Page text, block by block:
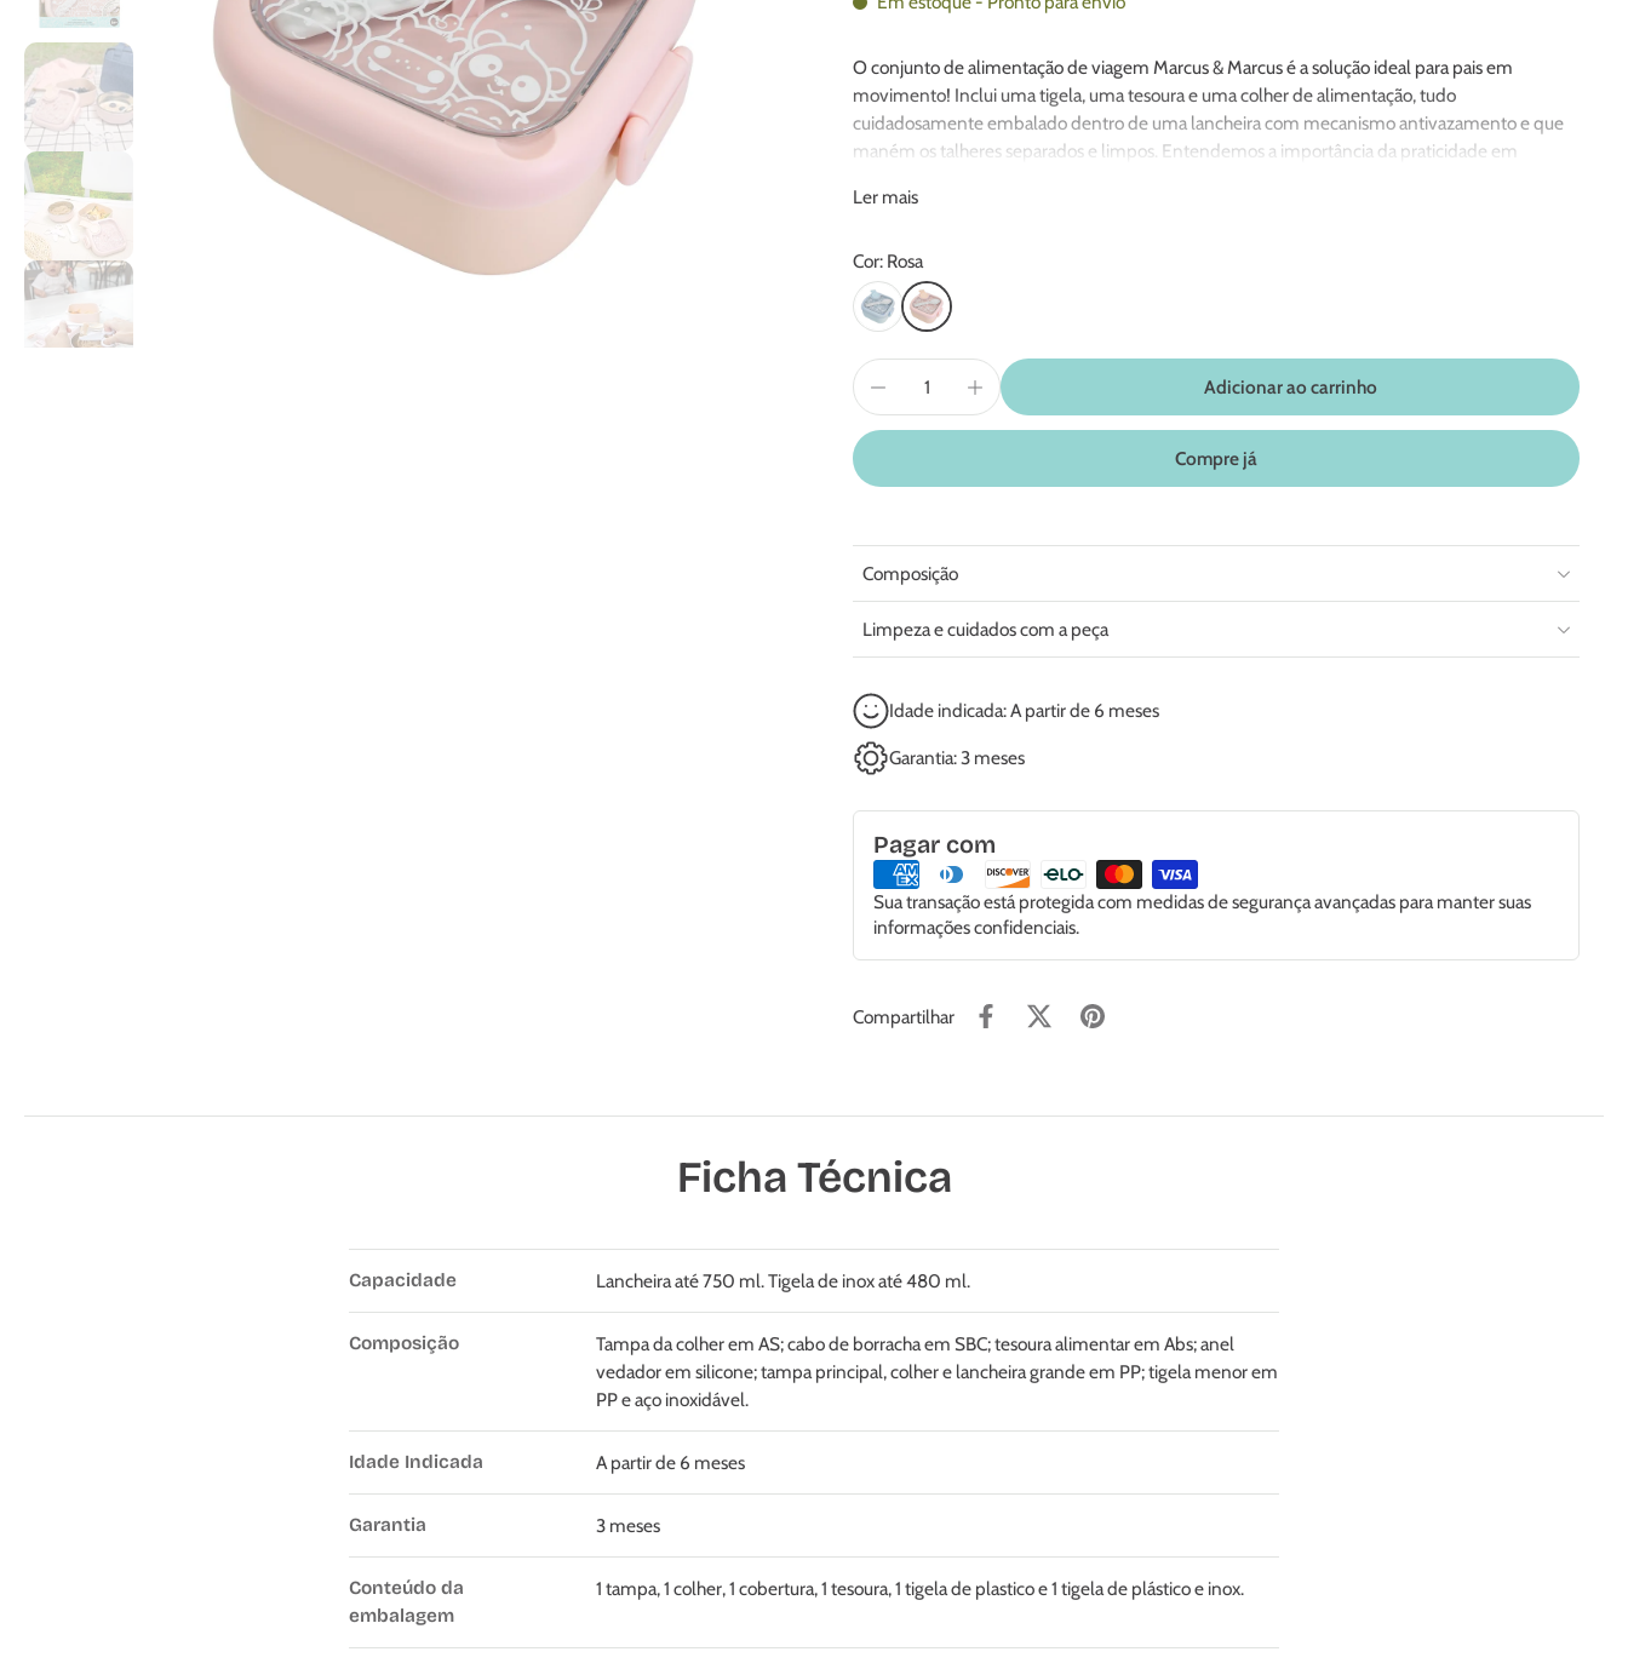
O conjunto de alimentação de viagem Marcus & Marcus é a solução ideal para pais em
movimento! Inclui uma tigela, uma tesoura e uma colher de alimentação, tudo
cuidadosamente embalado dentro de uma lancheira com mecanismo antivazamento e que
maném os talheres separados e limpos. Entendemos a importância da praticidade em
em sua bolsa de fraldas ou mochila, economizando espaço e reduzindo o peso de carregar
Nosso conjunto de alimentação para viagem é feito em materiais de alta qualidade, livres de
BPA. Você pode confiar que as refeições do seu filho serão servidas em uma tigela segura e não
tóxica, e a tesoura e a colher são projetadas pensando no bem-estar e segurança. Torne a hora
das refeições mais fácil durante suas viagens com o conjunto de alimentação, aproveite a
facilidade e comodidade de alimentar seu filho em qualquer aventura ou lugar, junto de você!
Ler mais
Cor: Rosa
Adicionar ao carrinho
Compre já
Composição
Limpeza e cuidados com a peça
Idade indicada: A partir de 6 meses
Garantia: 3 meses
Pagar com
Sua transação está protegida com medidas de segurança avançadas para manter suas
informações confidenciais.
Compartilhar
Ficha Técnica
Capacidade Lancheira até 750 ml. Tigela de inox até 480 ml.
Composição
Tampa da colher em AS; cabo de borracha em SBC; tesoura alimentar em Abs; anel
vedador em silicone; tampa principal, colher e lancheira grande em PP; tigela menor em
PP e aço inoxidável.
Idade Indicada A partir de 6 meses
Garantia 3 meses
Conteúdo da
embalagem
1 tampa, 1 colher, 1 cobertura, 1 tesoura, 1 tigela de plastico e 1 tigela de plástico e inox.